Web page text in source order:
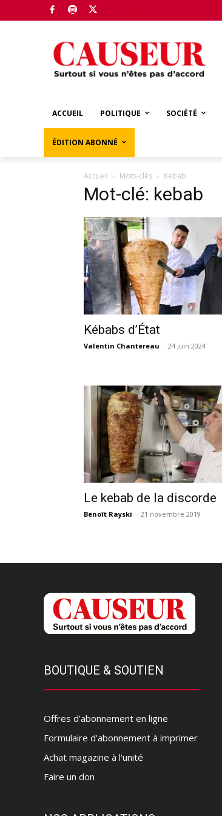
ACCUEIL POLITIQUE SOCIÉTÉ
ÉDITION ABONNÉ
Accueil Mots-clés Kebab
Mot-clé: kebab
Kébabs d’État
Valentin Chantereau - 24 juin 2024
Le kebab de la discorde
Benoît Rayski - 21 novembre 2019
BOUTIQUE & SOUTIEN
Offres d’abonnement en ligne
Formulaire d'abonnement à imprimer
Achat magazine à l'unité
Faire un don